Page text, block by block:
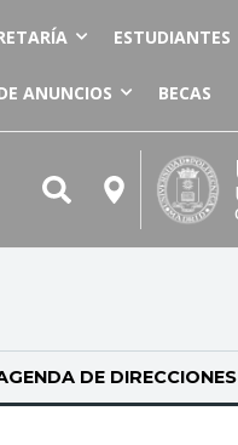
ESTUDIANTES
ANUNCIOS BECAS
DE DIRECCIONES